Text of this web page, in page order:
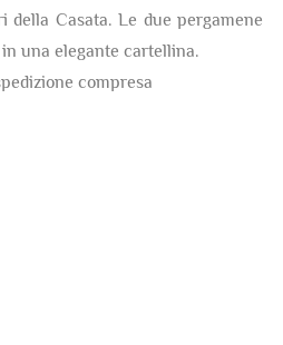
della Casata. Le due pergamene
una elegante cartellina.
compresa